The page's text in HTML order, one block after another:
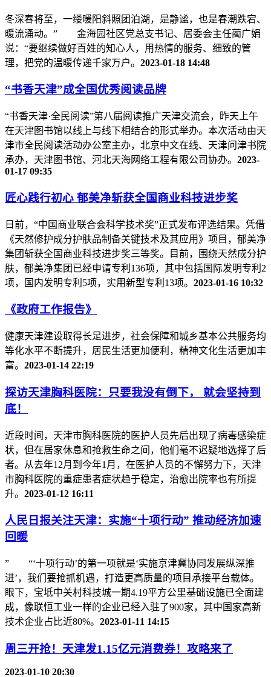
冬深春将至，一缕暖阳斜照团泊湖，是静谧，也是春潮跌宕、
暖流涌动。” 金海园社区党总支书记、居委会主任蔺广娟
说：“要继续做好百姓的知心人，用热情的服务、细致的管
理，把党的温暖传递千家万户。 2023-01-18 14:48
“书香天津”成全国优秀阅读品牌
“书香天津·全民阅读”第八届阅读推广天津交流会，昨天上午
在天津图书馆以线上与线下相结合的形式举办。本次活动由天
津市全民阅读活动办公室主办，北京中文在线、天津问津书院
承办，天津图书馆、河北天海网络工程有限公司协办。 2023-
01-17 09:35
匠心践行初心 郁美净斩获全国商业科技进步奖
日前，“中国商业联合会科学技术奖”正式发布评选结果。凭借
《天然修护成分护肤品制备关键技术及其应用》项目，郁美净
集团斩获全国商业科技进步奖三等奖。目前，围绕天然成分护
肤，郁美净集团已经申请专利136项，其中包括国际发明专利2
项，国内发明专利5项，实用新型专利13项。 2023-01-16 10:32
《政府工作报告》
健康天津建设取得长足进步，社会保障和城乡基本公共服务均
等化水平不断提升，居民生活更加便利，精神文化生活更加丰
富。 2023-01-14 22:19
探访天津胸科医院：只要我没有倒下， 就会坚持到
底！
近段时间，天津市胸科医院的医护人员先后出现了病毒感染症
状，但在居家休息和抢救生命之间，他们毫不迟疑地选择了后
者。从去年12月到今年1月，在医护人员的不懈努力下，天津
市胸科医院的重症患者症状趋于稳定，治愈出院率也有所提
升。 2023-01-12 16:11
人民日报关注天津：实施“十项行动” 推动经济加速
回暖
” “‘十项行动’的第一项就是‘实施京津冀协同发展纵深推
进’，我们要抢抓机遇，打造更高质量的项目承接平台载体。
眼下，宝坻中关村科技城一期4.19平方公里基础设施已全面建
成，像联恒工业一样的企业已经入驻了900家，其中国家高新
技术企业占比近80%。 2023-01-11 14:15
周三开抢！天津发1.15亿元消费券！攻略来了
2023-01-10 20:30